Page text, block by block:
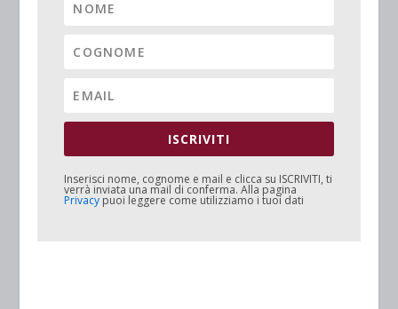
ISCRIVITI
Inserisci nome, cognome e mail e clicca su ISCRIVITI, ti
verrà inviata una mail di conferma. Alla pagina
Privacy puoi leggere come utilizziamo i tuoi dati